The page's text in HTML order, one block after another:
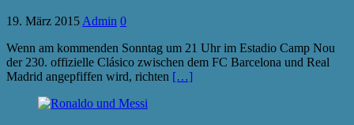
19. März 2015Admin 0
Wenn am kommenden Sonntag um 21 Uhr im Estadio Camp Nou
der 230. offizielle Clásico zwischen dem FC Barcelona und Real
Madrid angepfiffen wird, richten […]